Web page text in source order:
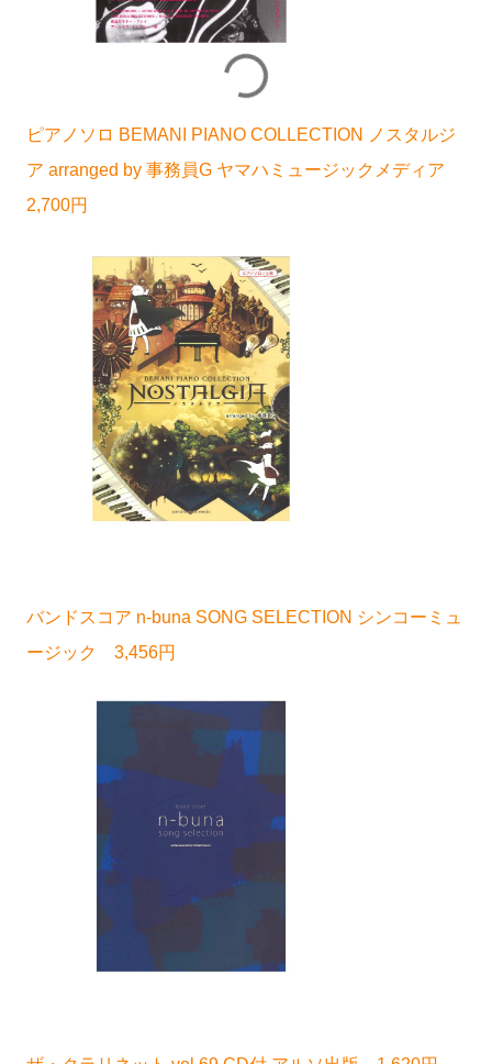
ピアノソロ BEMANI PIANO COLLECTION ノスタルジ
ア arranged by 事務員G ヤマハミュージックメディア
2,700円
バンドスコア n-buna SONG SELECTION シンコーミュ
ージック 3,456円